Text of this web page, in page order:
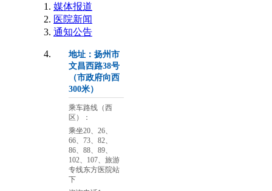
媒体报道
医院新闻
通知公告
地址：扬州市
文昌西路38号
（市政府向西
300米）
乘车路线（西
区）：
乘坐20、26、
66、73、82、
86、88、89、
102、107、旅游
专线东方医院站
下